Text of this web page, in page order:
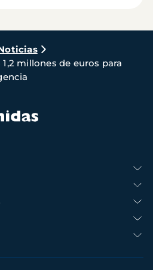
millones de euros para